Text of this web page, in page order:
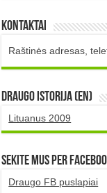
Kontaktai
Raštinės adresas,
DRAUGO istorija (EN)
Lituanus 2009
Sekite mus per
Draugo FB puslapiai